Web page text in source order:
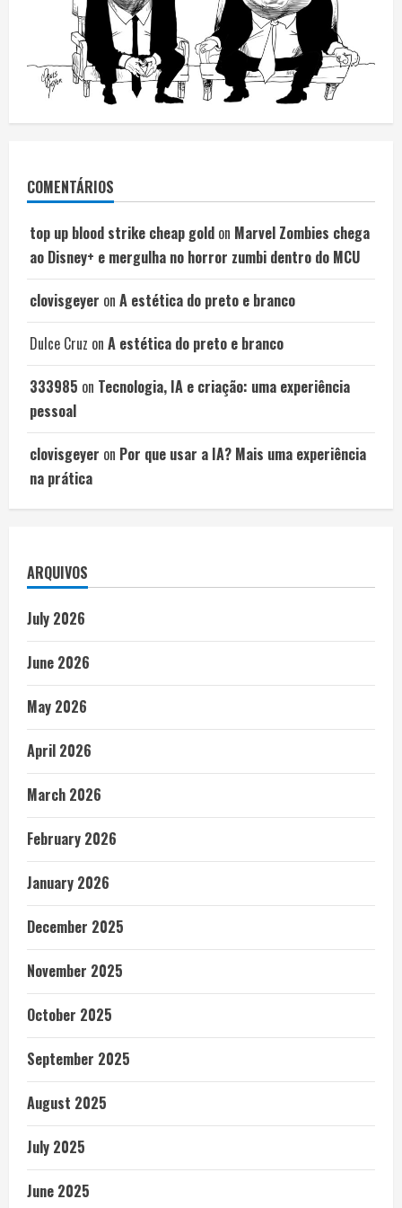
COMENTÁRIOS
top up blood strike cheap gold on Marvel Zombies chega
ao Disney+ e mergulha no horror zumbi dentro do MCU
clovisgeyer on A estética do preto e branco
Dulce Cruz on A estética do preto e branco
333985 on Tecnologia, IA e criação: uma experiência
pessoal
clovisgeyer on Por que usar a IA? Mais uma experiência
na prática
ARQUIVOS
July 2026
June 2026
May 2026
April 2026
March 2026
February 2026
January 2026
December 2025
November 2025
October 2025
September 2025
August 2025
July 2025
June 2025